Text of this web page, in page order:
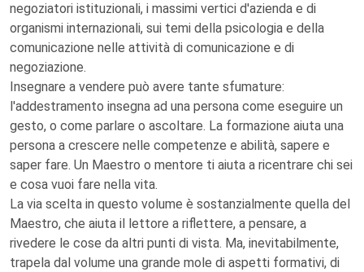
negoziatori istituzionali, i massimi vertici d'azienda e di
organismi internazionali, sui temi della psicologia e della
comunicazione nelle attività di comunicazione e di
negoziazione.
Insegnare a vendere può avere tante sfumature:
l'addestramento insegna ad una persona come eseguire un
gesto, o come parlare o ascoltare. La formazione aiuta una
persona a crescere nelle competenze e abilità, sapere e
saper fare. Un Maestro o mentore ti aiuta a ricentrare chi sei
e cosa vuoi fare nella vita.
La via scelta in questo volume è sostanzialmente quella del
Maestro, che aiuta il lettore a riflettere, a pensare, a
rivedere le cose da altri punti di vista. Ma, inevitabilmente,
trapela dal volume una grande mole di aspetti formativi, di